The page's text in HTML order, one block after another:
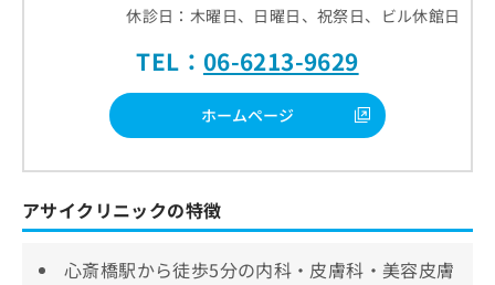
休診日：木曜日、日曜日、祝祭日、ビル休館日
TEL： 06-6213-9629
ホームページ
アサイクリニックの特徴
心斎橋駅から徒歩5分の内科・皮膚科・美容皮膚